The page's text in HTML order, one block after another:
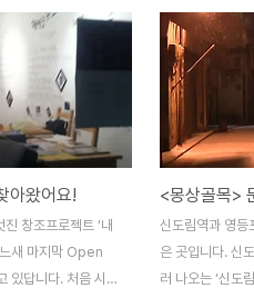
아왔어요!
창조프로젝트 ‘내
새 마지막 Open
있답니다. 처음 시작
신도림역과 영등
은 곳입니다. 신
러 나오는 ‘신도